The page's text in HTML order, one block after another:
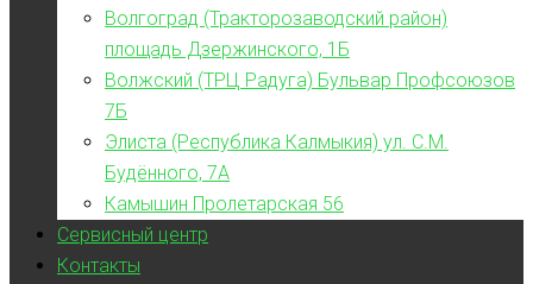
Волгоград (Тракторозаводский район)
площадь Дзержинского, 1Б
Волжский (ТРЦ Радуга) Бульвар Профсоюзов
7Б
Элиста (Республика Калмыкия) ул. С.М.
Будённого, 7А
Камышин Пролетарская 56
Сервисный центр
Контакты